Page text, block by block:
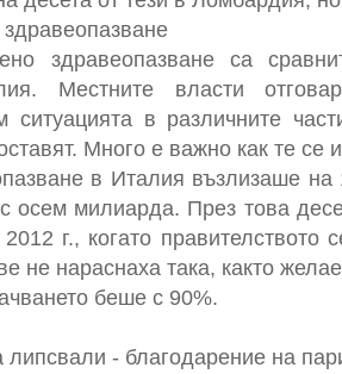
здравеопазване са
Местните власти
ситуацията в различните
Много е важно как те се
в Италия възлизаше
осем милиарда. През това
г., когато
не нараснаха така, както
беше с 90%.
- благодарение на